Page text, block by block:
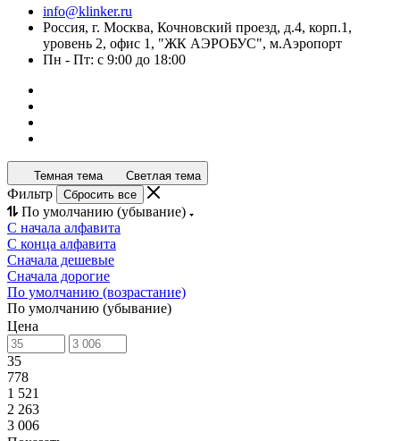
info@klinker.ru
Россия, г. Москва, Кочновский проезд, д.4, корп.1,
уровень 2, офис 1, "ЖК АЭРОБУС", м.Аэропорт
Пн - Пт: с 9:00 до 18:00
Темная тема Светлая тема
Фильтр Сбросить все
По умолчанию (убывание)
С начала алфавита
С конца алфавита
Сначала дешевые
Сначала дорогие
По умолчанию (возрастание)
По умолчанию (убывание)
Цена
35
778
1 521
2 263
3 006